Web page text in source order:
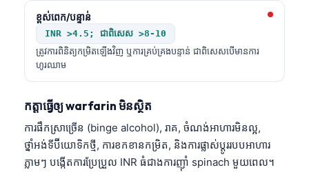
ខ្ពស់ពេក/បន្ទាន់
INR >4.5; ជាពិសេស >8-10
ត្រូវការពិនិត្យកម្រិតឡើងវិញ ឬការគ្រប់គ្រងបន្ទាន់ ជាពិសេសបើមានការ
ហូរឈាម
កត្តាធ្វើឲ្យ warfarin មិនស្ថិត
ការផឹកស្រាច្រើន (binge alcohol), រាគ, ចំណង់អាហារមិនល្អ,
ថ្នាំអង់ទីប៊ីយោទិកថ្មី, ការខកខានកម្រិត, និងការផ្លាស់ប្តូររបបអាហារ
ភ្លាមៗ បង្កើតការប្រែប្រួល INR ធំជាងការញ៉ាំ spinach មួយពេល។